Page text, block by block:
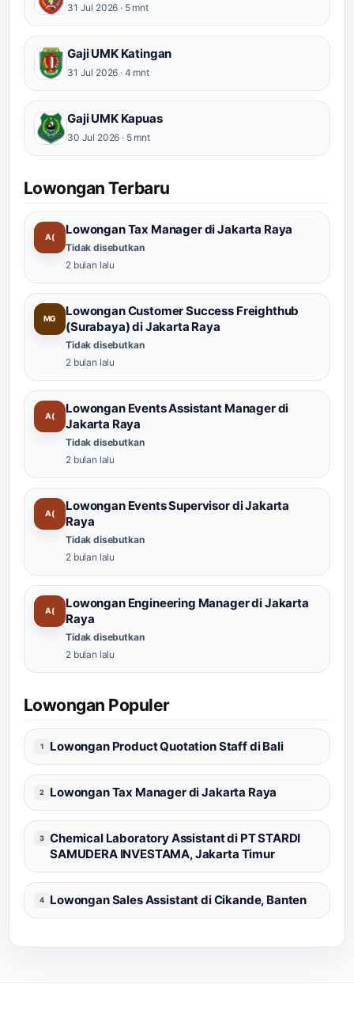
31 Jul 2026 · 5 mnt
Gaji UMK Katingan
31 Jul 2026 · 4 mnt
Gaji UMK Kapuas
30 Jul 2026 · 5 mnt
Lowongan Terbaru
A(
Lowongan Tax Manager di Jakarta Raya
Tidak disebutkan
2 bulan lalu
MG
Lowongan Customer Success Freighthub
(Surabaya) di Jakarta Raya
Tidak disebutkan
2 bulan lalu
A(
Lowongan Events Assistant Manager di
Jakarta Raya
Tidak disebutkan
2 bulan lalu
A(
Lowongan Events Supervisor di Jakarta
Raya
Tidak disebutkan
2 bulan lalu
A(
Lowongan Engineering Manager di Jakarta
Raya
Tidak disebutkan
2 bulan lalu
Lowongan Populer
1 Lowongan Product Quotation Staff di Bali
2 Lowongan Tax Manager di Jakarta Raya
3
Chemical Laboratory Assistant di PT STARDI
SAMUDERA INVESTAMA, Jakarta Timur
4 Lowongan Sales Assistant di Cikande, Banten